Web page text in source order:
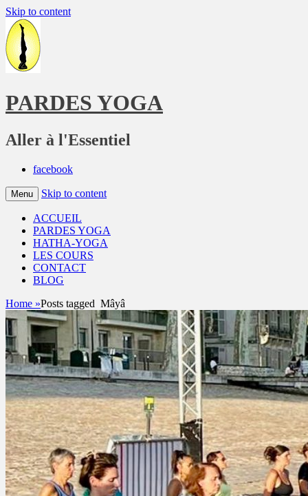
Skip to content
PARDES YOGA
Aller à l'Essentiel
facebook
Menu Skip to content
ACCUEIL
PARDES YOGA
HATHA-YOGA
LES COURS
CONTACT
BLOG
Home »Posts tagged Mâyâ